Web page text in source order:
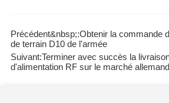
Précédent&nbsp;:Obtenir la commande
de terrain D10 de l'armée
Suivant:Terminer avec succès la
d'alimentation RF sur le marché allemand